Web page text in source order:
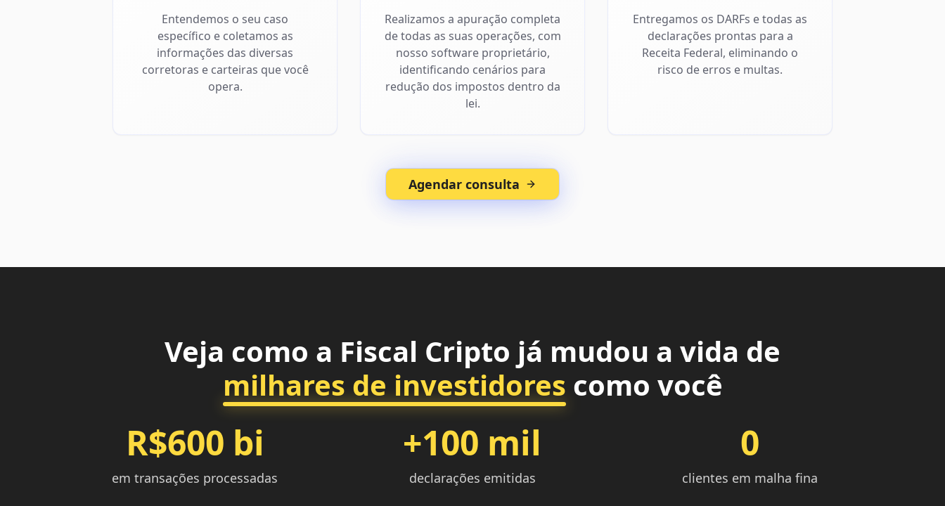
Entendemos o seu caso
específico e coletamos as
informações das diversas
corretoras e carteiras que você
opera.
Realizamos a apuração completa
de todas as suas operações, com
nosso software proprietário,
identificando cenários para
redução dos impostos dentro da
lei.
Entregamos os DARFs e todas as
declarações prontas para a
Receita Federal, eliminando o
risco de erros e multas.
Agendar consulta
Veja como a Fiscal Cripto já mudou a vida de
milhares de investidores como você
R$600 bi
em transações processadas
+100 mil
declarações emitidas
0
clientes em malha fina